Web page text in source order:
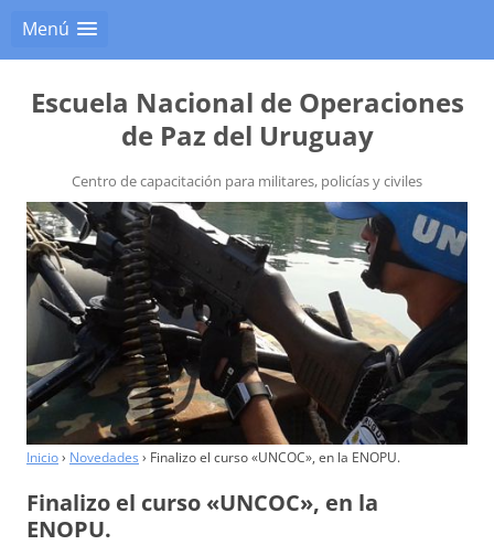
Menú
Escuela Nacional de Operaciones
de Paz del Uruguay
Centro de capacitación para militares, policías y civiles
Inicio › Novedades › Finalizo el curso «UNCOC», en la ENOPU.
Finalizo el curso «UNCOC», en la
ENOPU.